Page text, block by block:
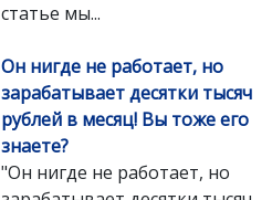
статье мы...
Он нигде не работает, но
зарабатывает десятки тысяч
рублей в месяц! Вы тоже его
знаете?
"Он нигде не работает, но